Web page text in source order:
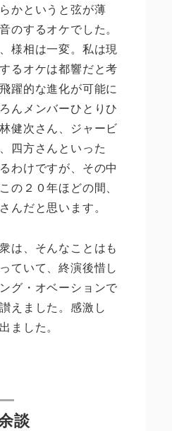
かというと弦が薄
のするオケでした。
様相は一変。私は現
るオケは都響だと考
躍的な進化が可能に
んメンバーひとりひ
健次さん、ジャービ
四方さんといった
わけですが、その中
の２０年ほどの間、
んだと思います。
は、そんなことはも
ていて、終演後惜し
グ・オベーションで
えました。感激し
ました。
談